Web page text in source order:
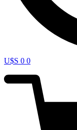
U$S 0 0